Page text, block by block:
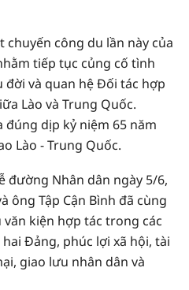
chuyến công du lần này của
tiếp tục củng cố tình
và quan hệ Đối tác hợp
Lào và Trung Quốc.
đúng dịp kỷ niệm 65 năm
Lào - Trung Quốc.
đường Nhân dân ngày 5/6,
ông Tập Cận Bình đã cùng
kiện hợp tác trong các
Đảng, phúc lợi xã hội, tài
giao lưu nhân dân và